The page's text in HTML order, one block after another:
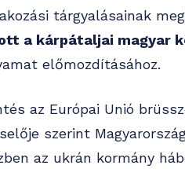
tárgyalásainak
a kárpátaljai magyar
előmozdításához.
az Európai Unió
szerint
az ukrán kormány